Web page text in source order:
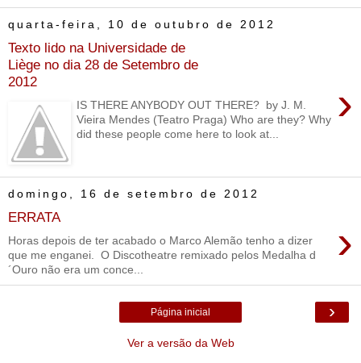
quarta-feira, 10 de outubro de 2012
Texto lido na Universidade de
Liège no dia 28 de Setembro de
2012
›
IS THERE ANYBODY OUT THERE? by J. M.
Vieira Mendes (Teatro Praga) Who are they? Why
did these people come here to look at...
domingo, 16 de setembro de 2012
ERRATA ›
Horas depois de ter acabado o Marco Alemão tenho a dizer
que me enganei. O Discotheatre remixado pelos Medalha d
´Ouro não era um conce...
›
Página inicial
Ver a versão da Web